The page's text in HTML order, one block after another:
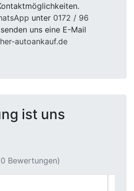
unter 0172 / 96
uns eine E-Mail
autoankauf.de
ist uns
Bewertungen)